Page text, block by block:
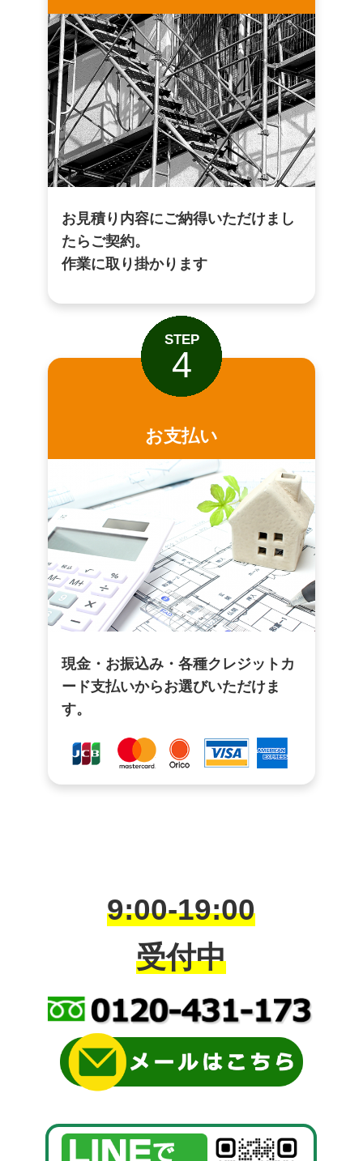
お見積り内容にご納得いただけまし
たらご契約。
作業に取り掛かります
STEP
4
お支払い
現金・お振込み・各種クレジットカ
ード支払いからお選びいただけま
す。
9:00-19:00
受付中